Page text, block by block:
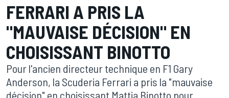
FERRARI A PRIS LA
"MAUVAISE DÉCISION" EN
CHOISISSANT BINOTTO
Pour l'ancien directeur technique en F1 Gary
Anderson, la Scuderia Ferrari a pris la "mauvaise
décision" en choisissant Mattia Binotto pour